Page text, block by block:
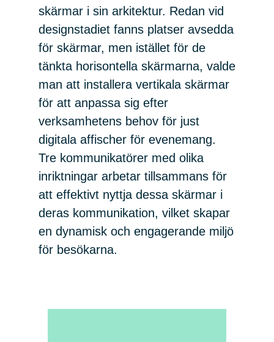
skärmar i sin arkitektur. Redan vid
designstadiet fanns platser avsedda
för skärmar, men istället för de
tänkta horisontella skärmarna, valde
man att installera vertikala skärmar
för att anpassa sig efter
verksamhetens behov för just
digitala affischer för evenemang.
Tre kommunikatörer med olika
inriktningar arbetar tillsammans för
att effektivt nyttja dessa skärmar i
deras kommunikation, vilket skapar
en dynamisk och engagerande miljö
för besökarna.